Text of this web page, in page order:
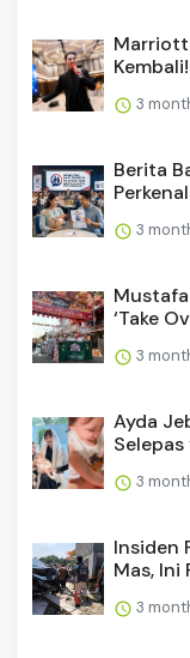
3
Berita
3
‘Take
3
Ayda
Selepas
3
Insiden
Mas, Ini
3